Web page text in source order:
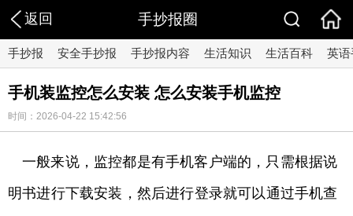
返回 手抄报圈
手抄报 安全手抄报 手抄报内容 生活知识 生活百科 英
手机装监控怎么安装 怎么安装手机监控
时间：2026-04-22 15:42:56
一般来说，监控都是有手机客户端的，只需根据说
明书进行下载安装，然后进行登录就可以通过手机查